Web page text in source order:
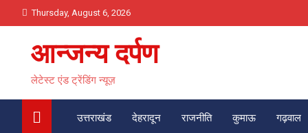
to
Thursday, August 6, 2026
आन्जन्य दर्पण
लेटेस्ट एंड ट्रेंडिंग न्यूज़
उत्तराखंड देहरादून राजनीति कुमाऊ गढ़वाल